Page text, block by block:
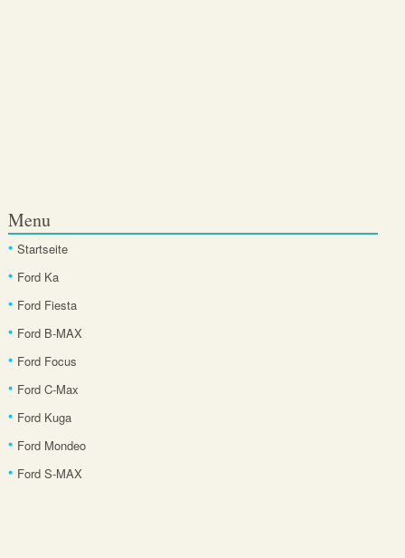
Menu
Startseite
Ford Ka
Ford Fiesta
Ford B-MAX
Ford Focus
Ford C-Max
Ford Kuga
Ford Mondeo
Ford S-MAX